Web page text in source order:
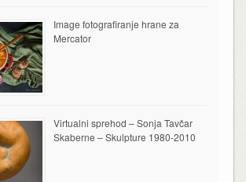
Image fotografiranje hrane za
Mercator
Virtualni sprehod – Sonja Tavčar
Skaberne – Skulpture 1980-2010